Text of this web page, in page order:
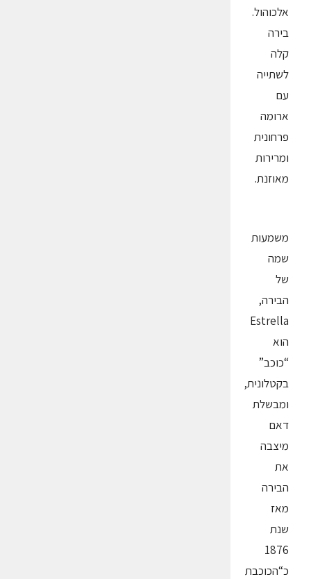
אלכוהול.
בירה
קלה
לשתייה
עם
ארומה
פרחונית
ומרירות
מאוזנת.
משמעות
שמה
של
הבירה,
Estrella
הוא
“כוכב”
בקטלונית,
ומבשלת
דאם
מיצבה
את
הבירה
מאז
שנת
1876
כ“הכוכבת